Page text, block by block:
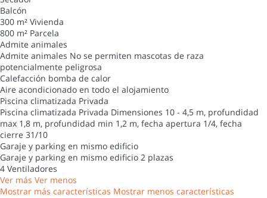
Balcón
300 m² Vivienda
800 m² Parcela
Admite animales
Admite animales No se permiten mascotas de raza
potencialmente peligrosa
Calefacción bomba de calor
Aire acondicionado en todo el alojamiento
Piscina climatizada Privada
Piscina climatizada Privada Dimensiones 10 - 4,5 m, profundidad
max 1,8 m, profundidad min 1,2 m, fecha apertura 1/4, fecha
cierre 31/10
Garaje y parking en mismo edificio
Garaje y parking en mismo edificio 2 plazas
4 Ventiladores
Ver más Ver menos
Mostrar más características Mostrar menos características